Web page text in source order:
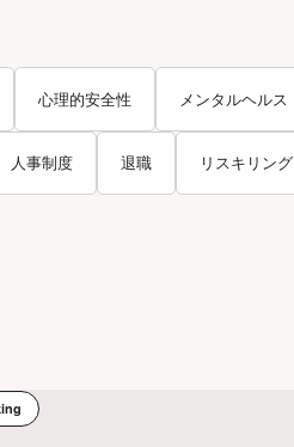
心理的安全性 メンタルヘルス
人事制度 退職 リスキリング